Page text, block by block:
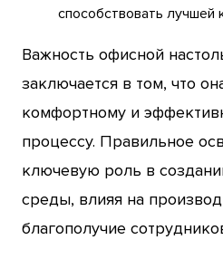
способствовать лучшей
Важность офисной
заключается в том, что
комфортному и
процессу. Правильное
ключевую роль в
среды, влияя на
благополучие